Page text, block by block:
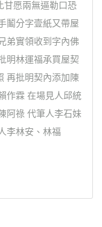
甘愿兩無逼勒口恐
鬮分字壹紙又帶屋
弟實領收到字內佛
明林運福承買屋契
再批明契內添加陳
作霖 在場見人邱統
阿祿 代筆人李石妹
李林安、林福